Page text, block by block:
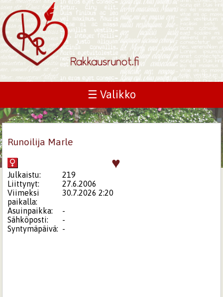
☰ Valikko
Runoilija Marle
♥
Julkaistu:
219
Liittynyt:
27.6.2006
Viimeksi
paikalla:
30.7.2026 2:20
Asuinpaikka:
-
Sähköposti:
-
Syntymäpäivä: -